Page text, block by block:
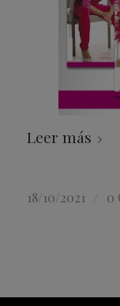
Leer más
18/10/2021 0